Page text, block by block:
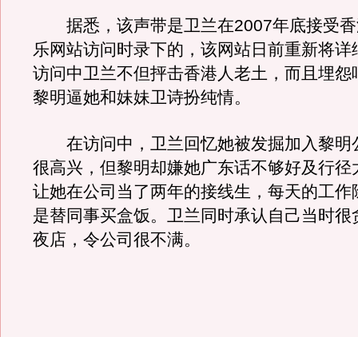
据悉，该声带是卫兰在2007年底接受香
乐网站访问时录下的，该网站日前重新将详
访问中卫兰不但抨击香港人老土，而且埋怨
黎明逼她和妹妹卫诗扮纯情。
在访问中，卫兰回忆她被发掘加入黎明
很高兴，但黎明却嫌她广东话不够好及行径
让她在公司当了两年的接线生，每天的工作
是替同事买盒饭。卫兰同时承认自己当时很
夜店，令公司很不满。